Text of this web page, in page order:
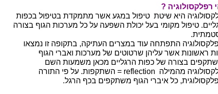
רפלקסולוגיה ?
היא שיטת טיפול במגע אשר מתמקדת בטיפול בכפות
טיפול מקומי בעל יכולת השפעה על כל מערכות הגוף בצורה
התפתחה עוד במצרים העתיקה, בתקופה זו נמצאו
ראשונות אשר עליהן שרטוטים של מערכות ואברי הגוף
בצורה של כפות הרגליים מכאן משמעות השם
מהמילה reflection = השתקפות. על פי התורה
כל איברי הגוף משתקפים בכף הרגל.